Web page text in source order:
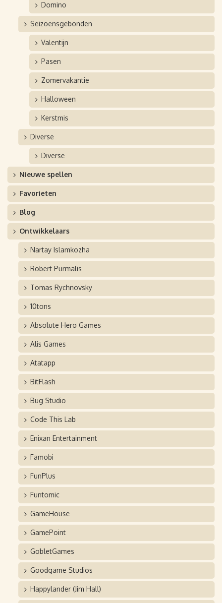
Domino
Seizoensgebonden
Valentijn
Pasen
Zomervakantie
Halloween
Kerstmis
Diverse
Diverse
Nieuwe spellen
Favorieten
Blog
Ontwikkelaars
Nartay Islamkozha
Robert Purmalis
Tomas Rychnovsky
10tons
Absolute Hero Games
Alis Games
Atatapp
BitFlash
Bug Studio
Code This Lab
Enixan Entertainment
Famobi
FunPlus
Funtomic
GameHouse
GamePoint
GobletGames
Goodgame Studios
Happylander (Jim Hall)